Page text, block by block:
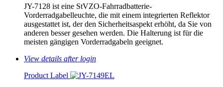
JY-7128 ist eine StVZO-Fahrradbatterie-
Vorderradgabelleuchte, die mit einem integrierten Reflektor
ausgestattet ist, der den Sicherheitsaspekt erhöht, da Sie von
anderen besser gesehen werden. Die Halterung ist für die
meisten gängigen Vorderradgabeln geeignet.
View details after login
Product Label